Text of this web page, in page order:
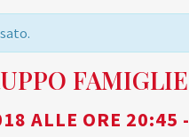
FAMIGLIE
ALLE ORE 20:45 -